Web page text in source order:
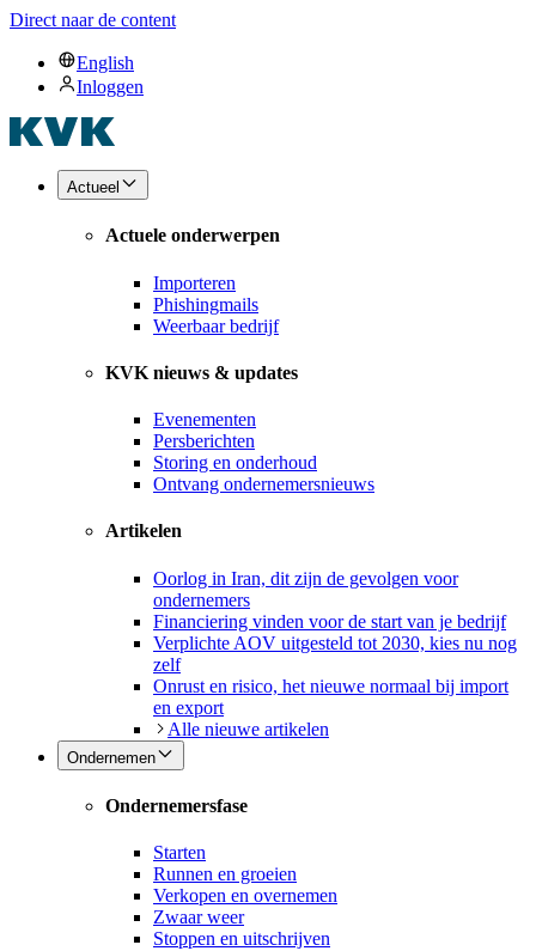
Direct naar de content
English
Inloggen
Actueel
Actuele onderwerpen
Importeren
Phishingmails
Weerbaar bedrijf
KVK nieuws & updates
Evenementen
Persberichten
Storing en onderhoud
Ontvang ondernemersnieuws
Artikelen
Oorlog in Iran, dit zijn de gevolgen voor
ondernemers
Financiering vinden voor de start van je bedrijf
Verplichte AOV uitgesteld tot 2030, kies nu nog
zelf
Onrust en risico, het nieuwe normaal bij import
en export
Alle nieuwe artikelen
Ondernemen
Ondernemersfase
Starten
Runnen en groeien
Verkopen en overnemen
Zwaar weer
Stoppen en uitschrijven